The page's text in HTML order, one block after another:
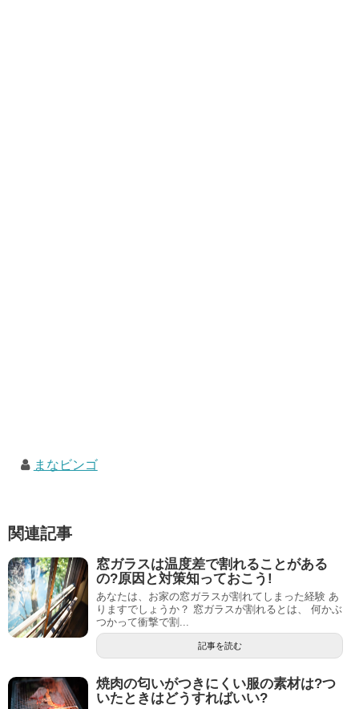
まなビンゴ
関連記事
窓ガラスは温度差で割れることがある
の?原因と対策知っておこう!
あなたは、お家の窓ガラスが割れてしまった経験 あ
りますでしょうか？ 窓ガラスが割れるとは、 何かぶ
つかって衝撃で割...
記事を読む
焼肉の匂いがつきにくい服の素材は?つ
いたときはどうすればいい?